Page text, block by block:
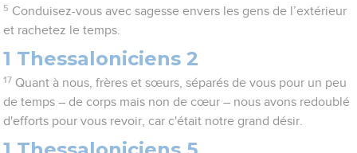
5 Conduisez-vous avec sagesse envers les gens de l’extérieur
et rachetez le temps.
1 Thessaloniciens 2
17 Quant à nous, frères et sœurs, séparés de vous pour un peu
de temps – de corps mais non de cœur – nous avons redoublé
d'efforts pour vous revoir, car c'était notre grand désir.